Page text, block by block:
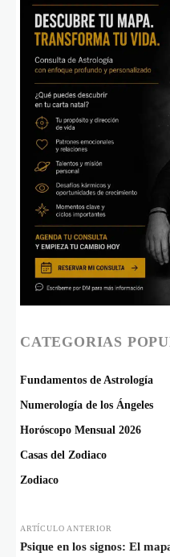
CATEGORIAS
Fundamentos de Astrología
Numerología de los Ángeles
Horóscopo Mensual 2026
Casas del Zodiaco
Zodiaco
ARTÍCULO ANTERIOR
Psique en los signos: El